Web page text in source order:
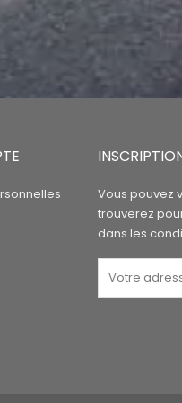
Vous pouvez
trouverez
dans les